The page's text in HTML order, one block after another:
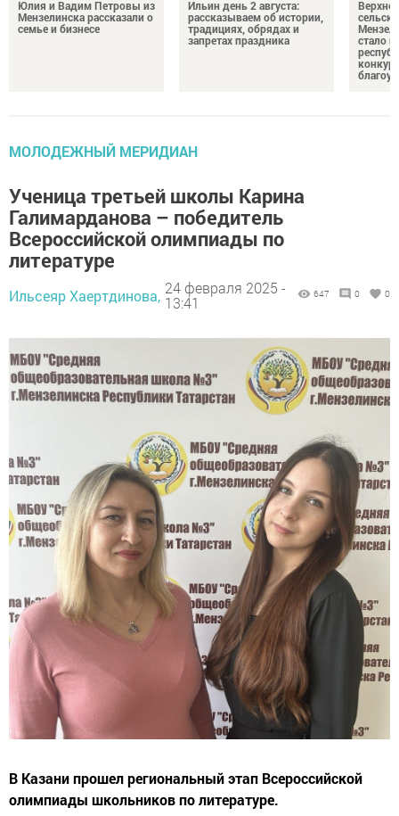
Юлия и Вадим Петровы из
Мензелинска рассказали о
семье и бизнесе
Ильин день 2 августа:
рассказываем об истории,
традициях, обрядах и
запретах праздника
стало
МОЛОДЕЖНЫЙ МЕРИДИАН
Ученица третьей школы Карина
Галимарданова – победитель
Всероссийской олимпиады по
литературе
Ильсеяр Хаертдинова, 24 февраля 2025 -
13:41
647 0 0
В Казани прошел региональный этап Всероссийской
олимпиады школьников по литературе.